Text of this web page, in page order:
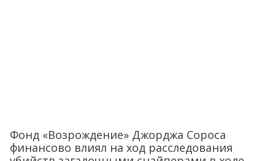
Фонд «Возрождение» Джорджа Сороса
финансово влиял на ход расследования